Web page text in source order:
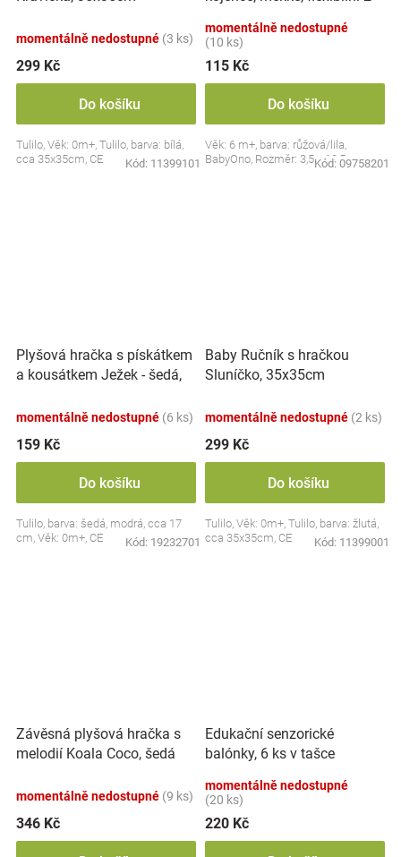
momentálně nedostupné (3 ks)
299 Kč
Do košíku
Tulilo, Věk: 0m+, Tulilo, barva: bílá,
cca 35x35cm, CE
Kód: 11399101
momentálně nedostupné
(10 ks)
115 Kč
Do košíku
Věk: 6 m+, barva: růžová/lila,
BabyOno, Rozměr: 3,5 x 10,5 cm
Kód: 09758201
Plyšová hračka s pískátkem
a kousátkem Ježek - šedá,
momentálně nedostupné (6 ks)
159 Kč
Do košíku
Tulilo, barva: šedá, modrá, cca 17
cm, Věk: 0m+, CE
Kód: 19232701
Baby Ručník s hračkou
Sluníčko, 35x35cm
momentálně nedostupné (2 ks)
299 Kč
Do košíku
Tulilo, Věk: 0m+, Tulilo, barva: žlutá,
cca 35x35cm, CE
Kód: 11399001
Závěsná plyšová hračka s
melodií Koala Coco, šedá
momentálně nedostupné (9 ks)
346 Kč
Edukační senzorické
balónky, 6 ks v tašce
momentálně nedostupné
(20 ks)
220 Kč